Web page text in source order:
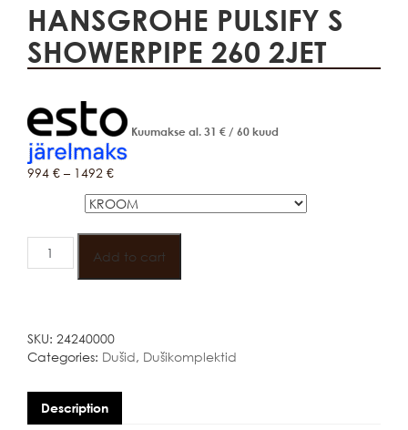
HANSGROHE PULSIFY S
SHOWERPIPE 260 2JET
Kuumakse al. 31 € / 60 kuud
994 € – 1492 €
HANSGROHE
PULSIFY
quantity
Add to cart
SKU: 24240000
Categories: Dušid, Dušikomplektid
Description